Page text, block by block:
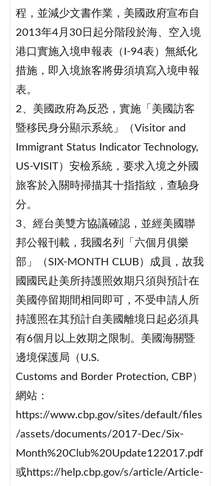
程，並減少文書作業，美國政府宣布自
2013年4月30日起分階段於海、空入境
港口實施入境申報表（I-94表）無紙化
措施，即入境旅客將毋須填寫入境申報
表。
2、美國政府為反恐，實施「美國訪客
暨移民身分顯示系統」（Visitor and
Immigrant Status Indicator Technology,
US-VISIT）安檢系統，要求入境之外國
旅客於入關時掃描其十指指紋，查驗身
分。
3、經台美雙方協議確認，並經美國聯
邦公報刊載，我國名列「六個月俱樂
部」（SIX-MONTH CLUB）成員，故我
國國民赴美所持護照效期只須與預計在
美國停留期間相同即可，不受申請人所
持護照在其預計自美國離境日起必須具
有6個月以上效期之限制。美國海關暨
邊境保護局（U.S.
Customs and Border Protection, CBP）
網站：
https://www.cbp.gov/sites/default/files
/assets/documents/2017-Dec/Six-
Month%20Club%20Update122017.pdf
或https://help.cbp.gov/s/article/Article-